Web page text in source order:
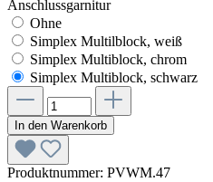
Anschlussgarnitur
Ohne
Simplex Multilblock, weiß
Simplex Multiblock, chrom
Simplex Multiblock, schwarz
In den Warenkorb
Produktnummer: PVWM.47